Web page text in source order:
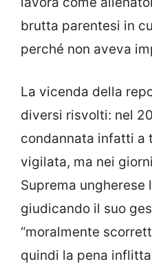
brutta parentesi in
perché non aveva
La vicenda della
diversi risvolti: nel
condannata infatti a
vigilata, ma nei
Suprema ungherese
giudicando il suo
“moralmente
quindi la pena